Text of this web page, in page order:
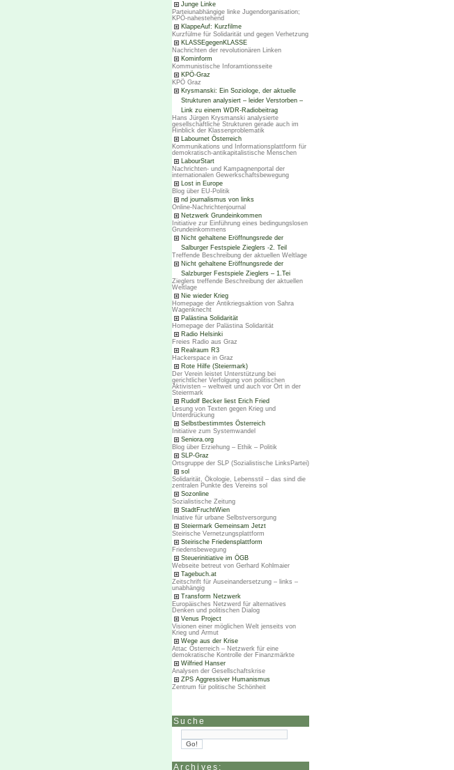
Junge Linke
Parteiunabhängige linke Jugendorganisation;
KPÖ-nahestehend
KlappeAuf: Kurzfilme
Kurzfülme für Solidarität und gegen Verhetzung
KLASSEgegenKLASSE
Nachrichten der revolutionären Linken
Kominform
Kommunistische Inforamtionsseite
KPÖ-Graz
KPÖ Graz
Krysmanski: Ein Soziologe, der aktuelle
Strukturen analysiert – leider Verstorben –
Link zu einem WDR-Radiobeitrag
Hans Jürgen Krysmanski analysierte
gesellschaftliche Strukturen gerade auch im
Hinblick der Klassenproblematik
Labournet Österreich
Kommunikations und Informationsplattform für
demokratisch-antikapitalistische Menschen
LabourStart
Nachrichten- und Kampagnenportal der
internationalen Gewerkschaftsbewegung
Lost in Europe
Blog über EU-Politik
nd journalismus von links
Online-Nachrichtenjournal
Netzwerk Grundeinkommen
Initiative zur Einführung eines bedingungslosen
Grundeinkommens
Nicht gehaltene Eröffnungsrede der
Salburger Festspiele Zieglers -2. Teil
Treffende Beschreibung der aktuellen Weltlage
Nicht gehaltene Eröffnungsrede der
Salzburger Festspiele Zieglers – 1.Tei
Zieglers treffende Beschreibung der aktuellen
Weltlage
Nie wieder Krieg
Homepage der Antikriegsaktion von Sahra
Wagenknecht
Palästina Solidarität
Homepage der Palästina Solidarität
Radio Helsinki
Freies Radio aus Graz
Realraum R3
Hackerspace in Graz
Rote Hilfe (Steiermark)
Der Verein leistet Unterstützung bei
gerichtlicher Verfolgung von politischen
Aktivisten – weltweit und auch vor Ort in der
Steiermark
Rudolf Becker liest Erich Fried
Lesung von Texten gegen Krieg und
Unterdrückung
Selbstbestimmtes Österreich
Initiative zum Systemwandel
Seniora.org
Blog über Erziehung – Ethik – Politik
SLP-Graz
Ortsgruppe der SLP (Sozialistische LinksPartei)
sol
Solidarität, Ökologie, Lebensstil – das sind die
zentralen Punkte des Vereins sol
Sozonline
Sozialistische Zeitung
StadtFruchtWien
Iniative für urbane Selbstversorgung
Steiermark Gemeinsam Jetzt
Steirische Vernetzungsplattform
Steirische Friedensplattform
Friedensbewegung
Steuerinitiative im ÖGB
Webseite betreut von Gerhard Kohlmaier
Tagebuch.at
Zeitschrift für Auseinandersetzung – links –
unabhängig
Transform Netzwerk
Europäisches Netzwerd für alternatives
Denken und politischen Dialog
Venus Project
Visionen einer möglichen Welt jenseits von
Krieg und Armut
Wege aus der Krise
Attac Österreich – Netzwerk für eine
demokratische Kontrolle der Finanzmärkte
Wilfried Hanser
Analysen der Gesellschaftskrise
ZPS Aggressiver Humanismus
Zentrum für politische Schönheit
Suche
Archives: